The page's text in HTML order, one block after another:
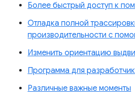
Более быстрый доступ к
Отладка полной
производительности с
Изменить ориентацию
Программа для
Различные важные моменты